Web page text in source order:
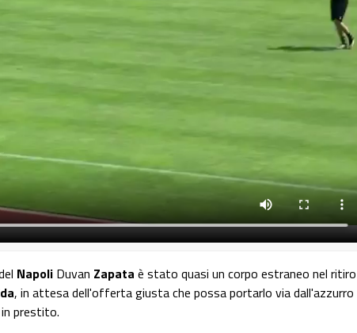
Napoli Duvan Zapata è stato quasi un corpo estraneo nel ritiro
, in attesa dell'offerta giusta che possa portarlo via dall'azzurro
in prestito.